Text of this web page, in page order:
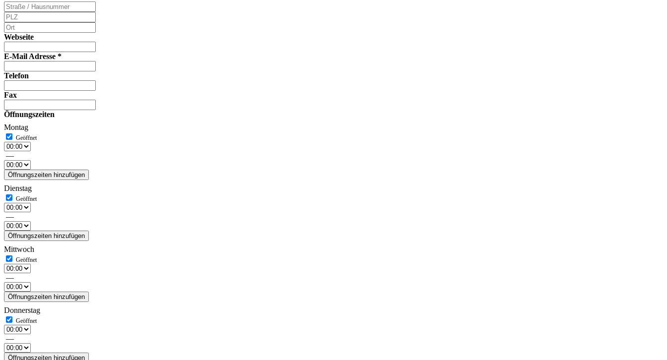
Webseite
E-Mail Adresse *
Telefon
Fax
Öffnungszeiten
Montag
—
Öffnungszeiten hinzufügen
Dienstag
—
Öffnungszeiten hinzufügen
Mittwoch
—
Öffnungszeiten hinzufügen
Donnerstag
—
Öffnungszeiten hinzufügen